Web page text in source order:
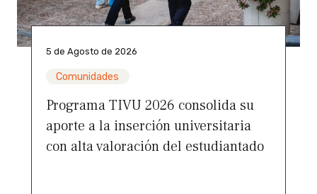
5 de Agosto de 2026
Comunidades
Programa TIVU 2026 consolida su
aporte a la inserción universitaria
con alta valoración del estudiantado